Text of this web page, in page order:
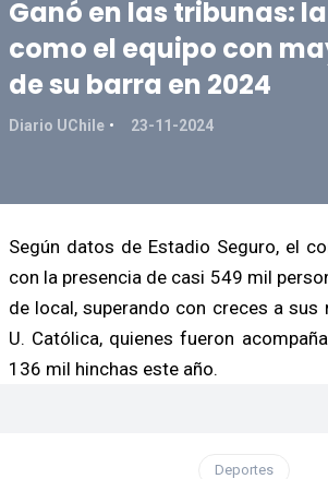
Ganó en las tribunas: la
como el equipo con
de su barra en 2024
Diario UChile 23-11-2024
Según datos de Estadio Seguro, el
con la presencia de casi 549 mil
de local, superando con creces a sus
U. Católica, quienes fueron
136 mil hinchas este año.
Deportes